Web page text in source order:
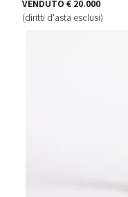
VENDUTO € 20.000
(diritti d'asta esclusi)